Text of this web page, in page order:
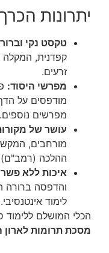
יתרונות
טקסט נקי
קפדנית, המקלה
זרעים.
מפרשי היסוד:
מודפסים על
מפרשים נוספים.
עושר של
מורחבים,
ההלכה (רמב"ם)
איכות ללא
והדפסה ברורה
לימוד אינטנסיבי.
הכלי המושלם ללימוד
מסכת תרומות